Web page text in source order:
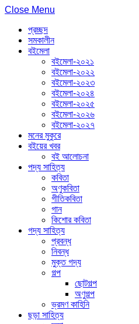
Close Menu
প্রচ্ছদ
সমকালীন
বইমেলা
বইমেলা-২০২১
বইমেলা-২০২২
বইমেলা-২০২৩
বইমেলা-২০২৪
বইমেলা-২০২৫
বইমেলা-২০২৬
বইমেলা-২০২৭
মনের মুকুরে
বইয়ের খবর
বই আলোচনা
পদ্য সাহিত্য
কবিতা
অণুকবিতা
গীতিকবিতা
গান
কিশোর কবিতা
গদ্য সাহিত্য
প্রবন্ধ
নিবন্ধ
মুক্ত গদ্য
গল্প
ছোটগল্প
অণুগল্প
ভ্রমণ কাহিনি
ছড়া সাহিত্য